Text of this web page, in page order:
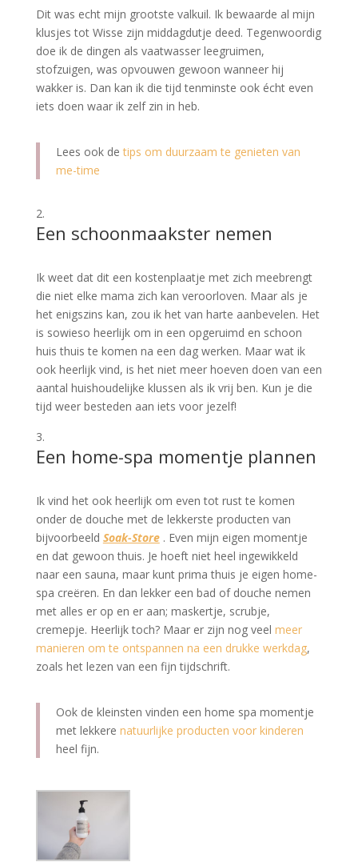
Dit was echt mijn grootste valkuil. Ik bewaarde al mijn
klusjes tot Wisse zijn middagdutje deed. Tegenwoordig
doe ik de dingen als vaatwasser leegruimen,
stofzuigen, was opvouwen gewoon wanneer hij
wakker is. Dan kan ik die tijd tenminste ook écht even
iets doen waar ik zelf zin in heb.
Lees ook detips om duurzaam te genieten van
me-time
Een schoonmaakster nemen
Ik weet dat dit een kostenplaatje met zich meebrengt
die niet elke mama zich kan veroorloven. Maar als je
het enigszins kan, zou ik het van harte aanbevelen. Het
is sowieso heerlijk om in een opgeruimd en schoon
huis thuis te komen na een dag werken. Maar wat ik
ook heerlijk vind, is het niet meer hoeven doen van een
aantal huishoudelijke klussen als ik vrij ben. Kun je die
tijd weer besteden aan iets voor jezelf!
Een home-spa momentje plannen
Ik vind het ook heerlijk om even tot rust te komen
onder de douche met de lekkerste producten van
bijvoorbeeld Soak-Store . Even mijn eigen momentje
en dat gewoon thuis. Je hoeft niet heel ingewikkeld
naar een sauna, maar kunt prima thuis je eigen home-
spa creëren. En dan lekker een bad of douche nemen
met alles er op en er aan; maskertje, scrubje,
cremepje. Heerlijk toch? Maar er zijn nog veel meer
manieren om te ontspannen na een drukke werkdag,
zoals het lezen van een fijn tijdschrift.
Ook de kleinsten vinden een home spa momentje
met lekkere natuurlijke producten voor kinderen
heel fijn.